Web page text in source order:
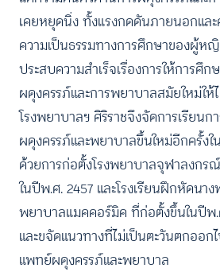
เคยหยุดนิ่ง ทั้งแรงกดดันภายนอกแล
ความเป็นธรรมทางการศึกษาของผู้ห
ประสบความสำเร็จเรื่องการให้การศึก
ผดุงครรภ์และการพยาบาลสมัยใหม่ให้
โรงพยาบาลฯ ศิริราชจึงจัดการเรียน
ผดุงครรภ์และพยาบาลขึ้นใหม่อีกครั้ง
ด้วยการก่อตั้งโรงพยาบาลจุฬาลงกร
ในปีพ.ศ. 2457 และโรงเรียนฝึกหัดนา
พยาบาลแมคคอร์มิค ที่ก่อตั้งขึ้นในปีพ
และขจัดแนวทางที่ไม่เป็นตะวันตกออก
แพทย์ผดุงครรภ์และพยาบาล